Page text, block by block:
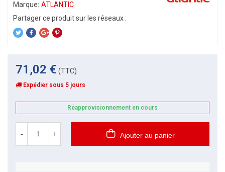
Marque: ATLANTIC
71,02 € (TTC)
Expédier sous 5 jours
Réapprovisionnement en cours
- + Ajouter au panier